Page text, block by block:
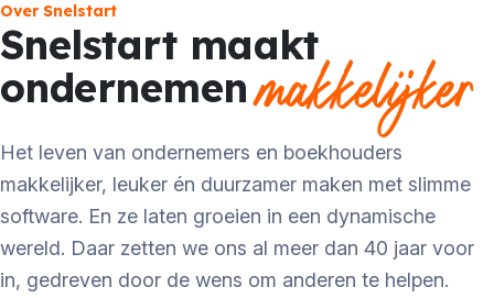
Over Snelstart
Snelstart maakt
ondernemenmakkelijker
Het leven van ondernemers en boekhouders
makkelijker, leuker én duurzamer maken met slimme
software. En ze laten groeien in een dynamische
wereld. Daar zetten we ons al meer dan 40 jaar voor
in, gedreven door de wens om anderen te helpen.